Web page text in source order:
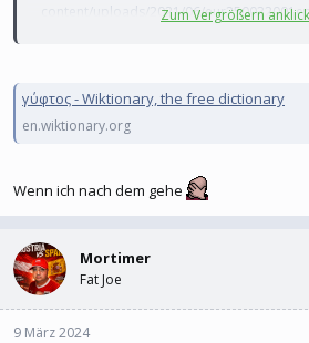
content/uploads/2021/06/
Γύφτος | Giftos | Jiftos | Gyftos | Griechisch Deutsch
Synonymen, Aussprache und
de.greeklex.net
Zum Vergrößern
γύφτος - Wiktionary, the free dictionary
en.wiktionary.org
Wenn ich nach dem gehe
Mortimer
Fat Joe
9 März 2024